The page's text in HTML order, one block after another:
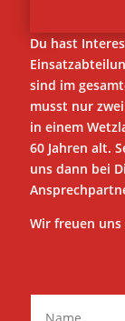
Du hast
sind im
musst nur
in einem
60 Jahren alt.
uns dann bei
Wir freuen uns